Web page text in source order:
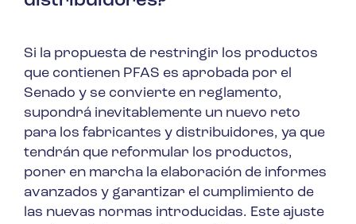
Si la propuesta de restringir los productos
que contienen PFAS es aprobada por el
Senado y se convierte en reglamento,
supondrá inevitablemente un nuevo reto
para los fabricantes y distribuidores, ya que
tendrán que reformular los productos,
poner en marcha la elaboración de informes
avanzados y garantizar el cumplimiento de
las nuevas normas introducidas. Este ajuste